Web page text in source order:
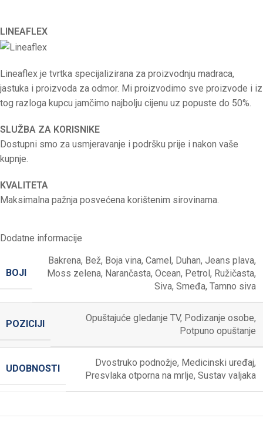
LINEAFLEX
Lineaflex je tvrtka specijalizirana za proizvodnju madraca,
jastuka i proizvoda za odmor. Mi proizvodimo sve proizvode i iz
tog razloga kupcu jamčimo najbolju cijenu uz popuste do 50%.
SLUŽBA ZA KORISNIKE
Dostupni smo za usmjeravanje i podršku prije i nakon vaše
kupnje.
KVALITETA
Maksimalna pažnja posvećena korištenim sirovinama.
Dodatne informacije
BOJI
Bakrena, Bež, Boja vina, Camel, Duhan, Jeans plava,
Moss zelena, Narančasta, Ocean, Petrol, Ružičasta,
Siva, Smeđa, Tamno siva
POZICIJI
Opuštajuće gledanje TV, Podizanje osobe,
Potpuno opuštanje
UDOBNOSTI
Dvostruko podnožje, Medicinski uređaj,
Presvlaka otporna na mrlje, Sustav valjaka